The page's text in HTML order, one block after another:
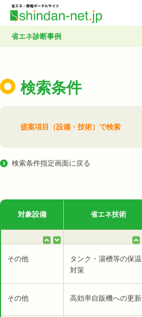
省エネ診断事例
検索条件
提案項目（設備・技術）で検索
検索条件指定画面に戻る
対象設備 省エネ技術
その他
タンク・湯槽等の保温
対策
その他 高効率自販機への更新